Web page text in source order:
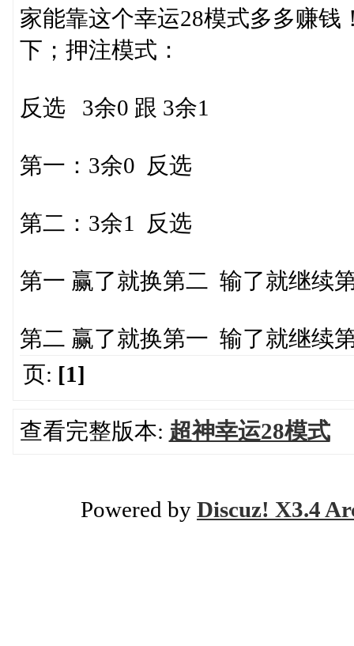
家能靠这个幸运28模式多多赚
下；押注模式：
反选 3余0 跟 3余1
第一：3余0 反选
第二：3余1 反选
第一 赢了就换第二 输了就继续
第二 赢了就换第一 输了就继续
页: [1]
查看完整版本: 超神幸运28模式
Powered by Discuz! X3.4